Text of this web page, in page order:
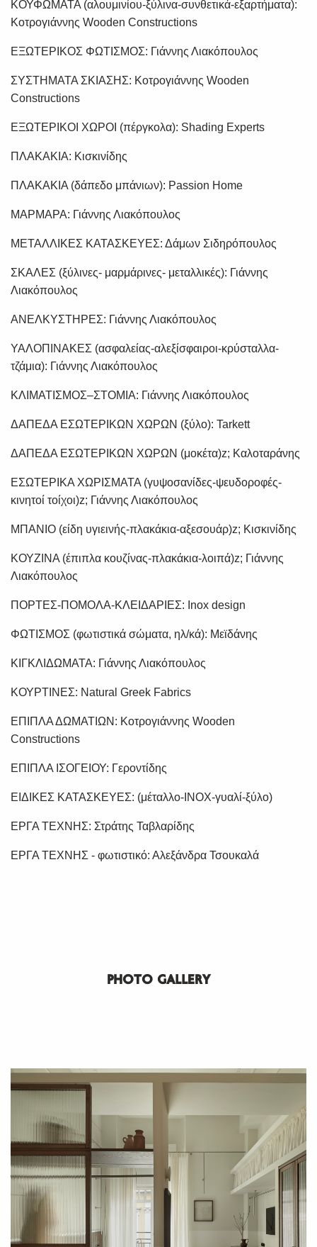
ΚΟΥΦΩΜΑΤΑ (αλουμινίου-ξύλινα-συνθετικά-εξαρτήματα):
Κοτρογιάννης Wooden Constructions
ΕΞΩΤΕΡΙΚΟΣ ΦΩΤΙΣΜΟΣ: Γιάννης Λιακόπουλος
ΣΥΣΤΗΜΑΤΑ ΣΚΙΑΣΗΣ: Κοτρογιάννης Wooden
Constructions
ΕΞΩΤΕΡΙΚΟΙ ΧΩΡΟΙ (πέργκολα): Shading Experts
ΠΛΑΚΑΚΙΑ: Κισκινίδης
ΠΛΑΚΑΚΙΑ (δάπεδο μπάνιων): Passion Home
ΜΑΡΜΑΡΑ: Γιάννης Λιακόπουλος
ΜΕΤΑΛΛΙΚΕΣ ΚΑΤΑΣΚΕΥΕΣ: Δάμων Σιδηρόπουλος
ΣΚΑΛΕΣ (ξύλινες- μαρμάρινες- μεταλλικές): Γιάννης
Λιακόπουλος
ΑΝΕΛΚΥΣΤΗΡΕΣ: Γιάννης Λιακόπουλος
ΥΑΛΟΠΙΝΑΚΕΣ (ασφαλείας-αλεξίσφαιροι-κρύσταλλα-
τζάμια): Γιάννης Λιακόπουλος
ΚΛΙΜΑΤΙΣΜΟΣ–ΣΤΟΜΙΑ: Γιάννης Λιακόπουλος
ΔΑΠΕΔΑ ΕΣΩΤΕΡΙΚΩΝ ΧΩΡΩΝ (ξύλο): Tarkett
ΔΑΠΕΔΑ ΕΣΩΤΕΡΙΚΩΝ ΧΩΡΩΝ (μοκέτα)z; Καλοταράνης
ΕΣΩΤΕΡΙΚΑ ΧΩΡΙΣΜΑΤΑ (γυψοσανίδες-ψευδοροφές-
κινητοί τοίχοι)z; Γιάννης Λιακόπουλος
ΜΠΑΝΙΟ (είδη υγιεινής-πλακάκια-αξεσουάρ)z; Κισκινίδης
ΚΟΥΖΙΝΑ (έπιπλα κουζίνας-πλακάκια-λοιπά)z; Γιάννης
Λιακόπουλος
ΠΟΡΤΕΣ-ΠΟΜΟΛΑ-ΚΛΕΙΔΑΡΙΕΣ: Inox design
ΦΩΤΙΣΜΟΣ (φωτιστικά σώματα, ηλ/κά): Μεϊδάνης
ΚΙΓΚΛΙΔΩΜΑΤΑ: Γιάννης Λιακόπουλος
ΚΟΥΡΤΙΝΕΣ: Natural Greek Fabrics
ΕΠΙΠΛΑ ΔΩΜΑΤΙΩΝ: Κοτρογιάννης Wooden
Constructions
ΕΠΙΠΛΑ ΙΣΟΓΕΙΟΥ: Γεροντίδης
ΕΙΔΙΚΕΣ ΚΑΤΑΣΚΕΥΕΣ: (μέταλλο-ΙΝΟΧ-γυαλί-ξύλο)
ΕΡΓΑ ΤΕΧΝΗΣ: Στράτης Ταβλαρίδης
ΕΡΓΑ ΤΕΧΝΗΣ - φωτιστικό: Αλεξάνδρα Τσουκαλά
PHOTO GALLERY